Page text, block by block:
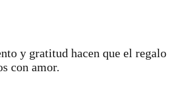
y gratitud hacen que el regalo
con amor.